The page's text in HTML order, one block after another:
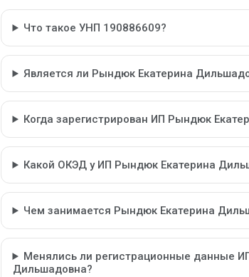
Что такое УНП 190886609?
Является ли Рындюк Екатерина
Когда зарегистрирован ИП Рындюк
Какой ОКЭД у ИП Рындюк Екатерина
Чем занимается Рындюк Екатерина
Менялись ли регистрационные данные
Дильшадовна?